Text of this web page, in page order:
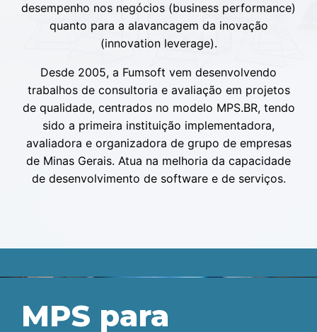
desempenho nos negócios (business performance)
quanto para a alavancagem da inovação
(innovation leverage).
Desde 2005, a Fumsoft vem desenvolvendo
trabalhos de consultoria e avaliação em projetos
de qualidade, centrados no modelo MPS.BR, tendo
sido a primeira instituição implementadora,
avaliadora e organizadora de grupo de empresas
de Minas Gerais. Atua na melhoria da capacidade
de desenvolvimento de software e de serviços.
MPS para